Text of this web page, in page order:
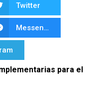
Twitter
Messenger
para el